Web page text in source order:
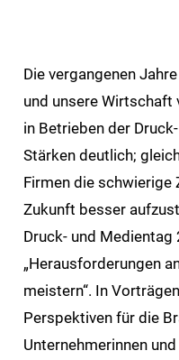
Die vergangenen
und unsere Wirtschaft
in Betrieben der
Stärken deutlich;
Firmen die schwierige
Zukunft besser
Druck- und
„Herausforderungen
meistern“. In
Perspektiven für die
Unternehmerinnen